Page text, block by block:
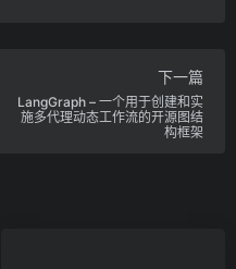
下一篇
LangGraph – 一个用于创建和实
施多代理动态工作流的开源图结
构框架